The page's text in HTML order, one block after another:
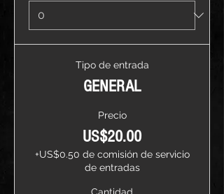
Tipo de entrada
GENERAL
Precio
US$20.00
+US$0.50 de comisión de servicio
de entradas